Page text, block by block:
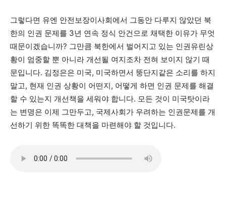
그렇다면 유엔 안전보장이사회에서 그동안 다루지 않았던 북
한의 인권 문제를 3년 연속 정식 안건으로 채택한 이유가 무엇
때문이겠습니까? 그만큼 북한에서 벌어지고 있는 인권유린상
황이 엄중할 뿐 아니라 개선될 여지조차 전혀 보이지 않기 때
문입니다. 김정은은 미국, 미국하면서 뚱단지같은 소리를 하지
말고, 현재 인권 상황이 어떤지, 어떻게 하면 인권 문제를 해결
할 수 있는지 개선책을 세워야 합니다. 모든 것이 미국탓이라
는 변명은 이제 그만두고, 국제사회가 우려하는 인권문제를 개
선하기 위한 똑똑한 대책을 마련해야 할 것입니다.